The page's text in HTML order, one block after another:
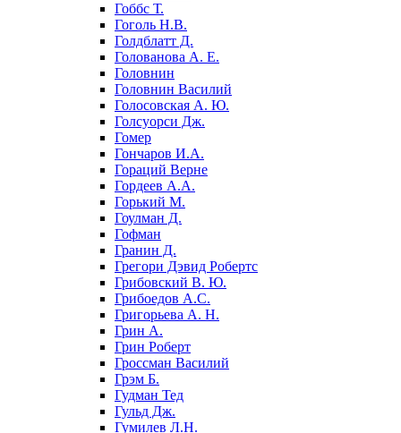
Гоббс Т.
Гоголь Н.В.
Голдблатт Д.
Голованова А. Е.
Головнин
Головнин Василий
Голосовская А. Ю.
Голсуорси Дж.
Гомер
Гончаров И.А.
Гораций Верне
Гордеев А.А.
Горький М.
Гоулман Д.
Гофман
Гранин Д.
Грегори Дэвид Робертс
Грибовский В. Ю.
Грибоедов А.С.
Григорьева А. Н.
Грин А.
Грин Роберт
Гроссман Василий
Грэм Б.
Гудман Тед
Гульд Дж.
Гумилев Л.Н.